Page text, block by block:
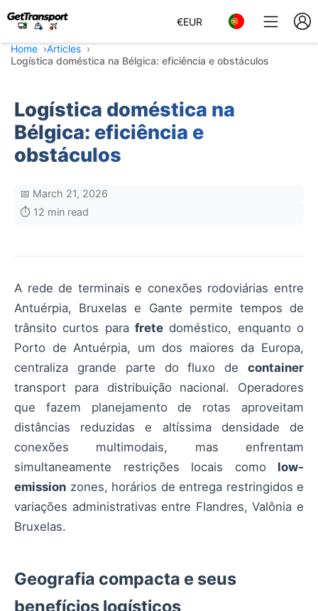
€EUR
Home
Articles
Logística doméstica na Bélgica: eficiência e obstáculos
Logística doméstica na
Bélgica: eficiência e
obstáculos
📅 March 21, 2026
⏱️ 12 min read
A rede de terminais e conexões rodoviárias entre
Antuérpia, Bruxelas e Gante permite tempos de
trânsito curtos para frete doméstico, enquanto o
Porto de Antuérpia, um dos maiores da Europa,
centraliza grande parte do fluxo de container
transport para distribuição nacional. Operadores
que fazem planejamento de rotas aproveitam
distâncias reduzidas e altíssima densidade de
conexões multimodais, mas enfrentam
simultaneamente restrições locais como low-
emission zones, horários de entrega restringidos e
variações administrativas entre Flandres, Valônia e
Bruxelas.
Geografia compacta e seus
benefícios logísticos